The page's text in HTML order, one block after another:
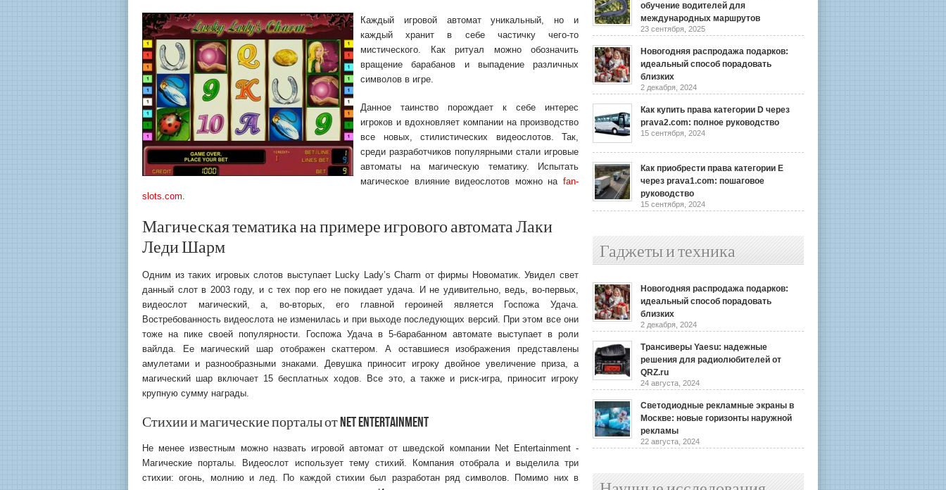
Каждый игровой автомат уникальный, но и
каждый хранит в себе частичку чего-то
мистического. Как ритуал можно обозначить
вращение барабанов и выпадение различных
символов в игре.
Данное таинство порождает к себе интерес
игроков и вдохновляет компании на производство
все новых, стилистических видеослотов. Так,
среди разработчиков популярными стали игровые
автоматы на магическую тематику. Испытать
магическое влияние видеослотов можно на fan-
slots.com.
Магическая тематика на примере игрового автомата Лаки
Леди Шарм
Одним из таких игровых слотов выступает Lucky Lady’s Charm от фирмы Новоматик. Увидел свет
данный слот в 2003 году, и с тех пор его не покидает удача. И не удивительно, ведь, во-первых,
видеослот магический, а, во-вторых, его главной героиней является Госпожа Удача.
Востребованность видеослота не изменилась и при выходе последующих версий. При этом все они
тоже на пике своей популярности. Госпожа Удача в 5-барабанном автомате выступает в роли
вайлда. Ее магический шар отображен скаттером. А оставшиеся изображения представлены
амулетами и разнообразными знаками. Девушка приносит игроку двойное увеличение приза, а
магический шар включает 15 бесплатных ходов. Все это, а также и риск-игра, приносит игроку
крупную сумму награды.
Стихии и магические порталы от Net Entertainment
Не менее известным можно назвать игровой автомат от шведской компании Net Entertainment -
Магические порталы. Видеослот использует тему стихий. Компания отобрала и выделила три
стихии: огонь, молнию и лед. По каждой стихии был разработан ряд символов. Помимо них в
обучение водителей для
международных маршрутов
23 сентября, 2025
Новогодняя распродажа подарков:
идеальный способ порадовать
близких
2 декабря, 2024
Как купить права категории D через
prava2.com: полное руководство
15 сентября, 2024
Как приобрести права категории E
через prava1.com: пошаговое
руководство
15 сентября, 2024
Гаджеты и техника
Новогодняя распродажа подарков:
идеальный способ порадовать
близких
2 декабря, 2024
Трансиверы Yaesu: надежные
решения для радиолюбителей от
QRZ.ru
24 августа, 2024
Светодиодные рекламные экраны в
Москве: новые горизонты наружной
рекламы
22 августа, 2024